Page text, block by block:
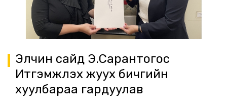
Элчин сайд Э.Сарантогос
Итгэмжлэх жуух бичгийн
хуулбараа гардуулав